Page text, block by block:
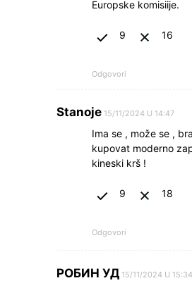
Europske komisiije.
9 16
Odgovori
Stanoje 15/11/2024 U 14:47
Ima se , može se ,
kupovat moderno
kineski krš !
9 18
Odgovori
РОБИН УД 15/11/2024 U 15:34